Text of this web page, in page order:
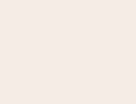
le moment idéal.